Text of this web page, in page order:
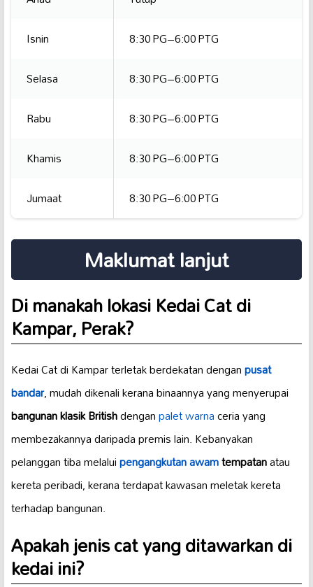
Isnin
8:30 PG–6:00 PTG
Selasa
8:30 PG–6:00 PTG
Rabu
8:30 PG–6:00 PTG
Khamis
8:30 PG–6:00 PTG
Jumaat
8:30 PG–6:00 PTG
Maklumat lanjut
Di manakah lokasi Kedai Cat di
Kampar, Perak?
Kedai Cat di Kampar terletak berdekatan denganpusat
bandar, mudah dikenali kerana binaannya yang menyerupai
bangunan klasik Britishdenganpalet warnaceria yang
membezakannya daripada premis lain. Kebanyakan
pelanggan tiba melaluipengangkutan awamtempatanatau
kereta peribadi, kerana terdapat kawasan meletak kereta
terhadap bangunan.
Apakah jenis cat yang ditawarkan di
kedai ini?